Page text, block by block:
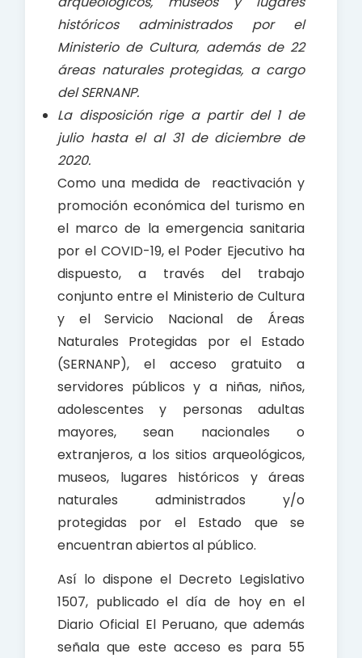
o
k
p
p
históricos administrados por el
Ministerio de Cultura, además de 22
áreas naturales protegidas, a cargo
del SERNANP.
La disposición rige a partir del 1 de
julio hasta el al 31 de diciembre de
2020.
Como una medida de reactivación y
promoción económica del turismo en
el marco de la emergencia sanitaria
por el COVID-19, el Poder Ejecutivo ha
dispuesto, a través del trabajo
conjunto entre el Ministerio de Cultura
y el Servicio Nacional de Áreas
Naturales Protegidas por el Estado
(SERNANP), el acceso gratuito a
servidores públicos y a niñas, niños,
adolescentes y personas adultas
mayores, sean nacionales o
extranjeros, a los sitios arqueológicos,
museos, lugares históricos y áreas
naturales administrados y/o
protegidas por el Estado que se
encuentran abiertos al público.
Así lo dispone el Decreto Legislativo
1507, publicado el día de hoy en el
Diario Oficial El Peruano, que además
señala que este acceso es para 55